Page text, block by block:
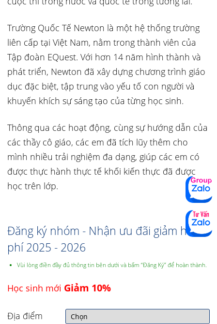
Trường Quốc Tế Newton là một hệ thống trường
liên cấp tại Việt Nam, nằm trong thành viên của
Tập đoàn EQuest. Với hơn 14 năm hình thành và
phát triển, Newton đã xây dựng chương trình giáo
dục đặc biệt, tập trung vào yếu tố con người và
khuyến khích sự sáng tạo của từng học sinh.
Thông qua các hoạt động, cùng sự hướng dẫn của
các thầy cô giáo, các em đã tích lũy thêm cho
mình nhiều trải nghiệm đa dạng, giúp các em có
được thực hành thực tế khối kiến thực đã được
học trên lớp.
Đăng ký nhóm - Nhận ưu đãi giảm học
phí 2025 - 2026
Vùi lòng điền đầy đủ thông tin bên dưới và bấm “Đăng Ký” để hoàn thành.
Học sinh mới Giảm 10%
Địa điểm